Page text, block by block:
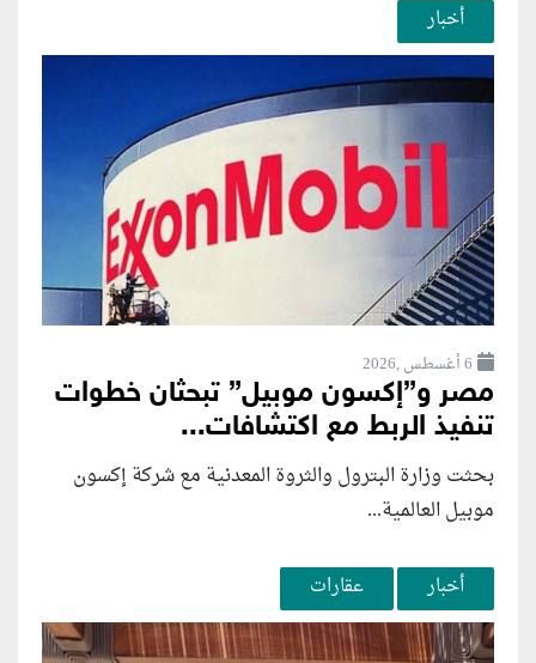
أخبار
6 أغسطس ,2026
مصر و”إكسون موبيل” تبحثان خطوات
تنفيذ الربط مع اكتشافات...
بحثت وزارة البترول والثروة المعدنية مع شركة إكسون
موبيل العالمية...
أخبار عقارات